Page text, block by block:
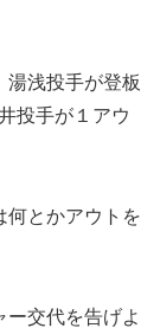
湯浅投手が登板
投手が１アウ
何とかアウトを
交代を告げよ